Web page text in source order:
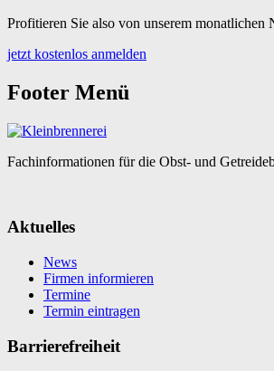
Profitieren Sie also von unserem monatlichen
jetzt kostenlos anmelden
Footer Menü
Fachinformationen für die Obst- und
Aktuelles
News
Firmen informieren
Termine
Termin eintragen
Barrierefreiheit